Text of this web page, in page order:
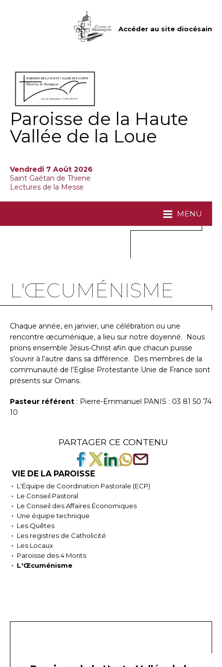
Accéder au site diocésain
Paroisse de la Haute
Vallée de la Loue
Vendredi 7 Août 2026
Saint Gaétan de Thiene
Lectures de la Messe
MENU
L'ŒCUMÉNISME
Chaque année, en janvier, une célébration ou une
rencontre œcuménique, a lieu sur notre doyenné. Nous
prions ensemble Jésus-Christ afin que chacun puisse
s’ouvrir à l’autre dans sa différence. Des membres de la
communauté de l’Eglise Protestante Unie de France sont
présents sur Ornans.
Pasteur référent : Pierre-Emmanuel PANIS : 03 81 50 74
10
PARTAGER CE CONTENU
VIE DE LA PAROISSE
L'Équipe de Coordination Pastorale (ECP)
Le Conseil Pastoral
Le Conseil des Affaires Économiques
Une équipe technique
Les Quêtes
Les registres de Catholicité
Les Locaux
Paroisse des 4 Monts
L'Œcuménisme